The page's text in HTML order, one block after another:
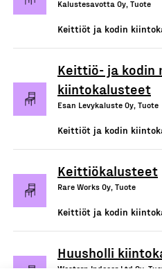
Kalustesavotta Oy, Tuote
Keittiöt ja kodin
Keittiö- ja kodin
kiintokalusteet
Esan Levykaluste Oy, Tuote
Keittiöt ja kodin
Keittiökalusteet
Rare Works Oy, Tuote
Keittiöt ja kodin
Huusholli
Western Indecor Ltd Oy,